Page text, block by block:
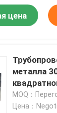
цена
металла
MOQ：
Цена：